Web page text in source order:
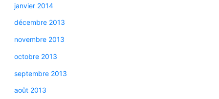
janvier 2014
décembre 2013
novembre 2013
octobre 2013
septembre 2013
août 2013